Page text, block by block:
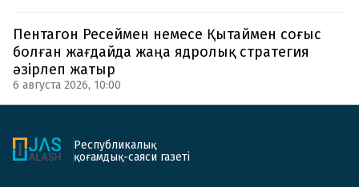
Пентагон Ресеймен немесе Қытаймен соғыс
болған жағдайда жаңа ядролық стратегия
әзірлеп жатыр
6 августа 2026, 10:00
Республикалық
қоғамдық-саяси газеті